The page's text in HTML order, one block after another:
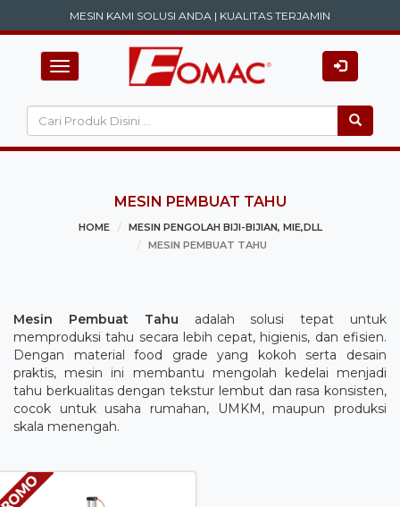
MESIN KAMI SOLUSI ANDA | KUALITAS TERJAMIN
Toggle
navigation
MESIN PEMBUAT TAHU
HOME
MESIN PENGOLAH BIJI-BIJIAN, MIE,DLL
MESIN PEMBUAT TAHU
Mesin Pembuat Tahu adalah solusi tepat untuk
memproduksi tahu secara lebih cepat, higienis, dan efisien.
Dengan material food grade yang kokoh serta desain
praktis, mesin ini membantu mengolah kedelai menjadi
tahu berkualitas dengan tekstur lembut dan rasa konsisten,
cocok untuk usaha rumahan, UMKM, maupun produksi
skala menengah.